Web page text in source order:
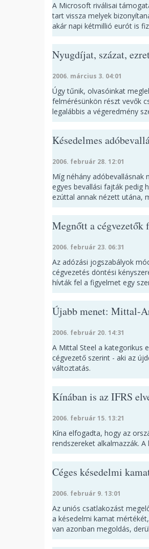
A Microsoft riválisai
tart vissza melyek
akár napi kétmillió eurót is
Nyugdíjat, százat,
2006. március 3. 04:01
Úgy tűnik, olvasóinkat
felmérésünkön részt vevők
legalábbis a végeredmény
Késedelmes
2006. február 28. 12:01
Míg néhány
egyes bevallási fajták pedig
ezúttal annak nézett utána,
Megnőtt a cégvezetők
2006. február 23. 06:31
Az adózási jogszabályok
cégvezetés döntési
hívták fel a figyelmet egy
Újabb menet: Mittal-
2006. február 20. 14:31
A Mittal Steel a kategorikus
cégvezető szerint - aki az
változtatás.
Kínában is az IFRS
2006. február 15. 13:21
Kína elfogadta, hogy az
rendszereket alkalmazzák.
Céges késedelmi
2006. február 9. 13:01
Az uniós csatlakozást
a késedelmi kamat
van azonban megoldás,